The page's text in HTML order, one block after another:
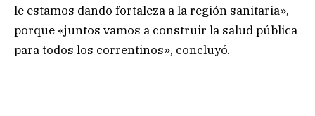
le estamos dando fortaleza a la región sanitaria»,
porque «juntos vamos a construir la salud pública
para todos los correntinos», concluyó.